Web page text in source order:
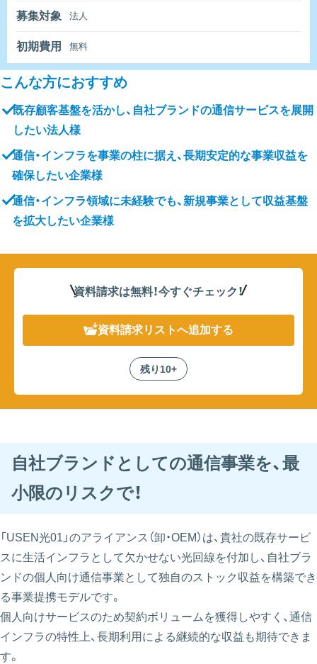
募集対象 法人
初期費用 無料
こんな方におすすめ
既存顧客基盤を活かし、自社ブランドの通信サービスを展開
したい法人様
通信・インフラを事業の柱に据え、長期安定的な事業収益を
確保したい企業様
通信・インフラ領域に未経験でも、新規事業として収益基盤
を拡大したい企業様
資料請求は無料！今すぐチェック！
資料請求リストへ追加する
残り10+
⾃社ブランドとしての通信事業を、最
⼩限のリスクで！
「USEN光01」のアライアンス（卸・OEM）は、貴社の既存サービ
スに生活インフラとして欠かせない光回線を付加し、自社ブラ
ンドの個人向け通信事業として独自のストック収益を構築でき
る事業提携モデルです。
個人向けサービスのため契約ボリュームを獲得しやすく、通信
インフラの特性上、長期利用による継続的な収益も期待できま
す。